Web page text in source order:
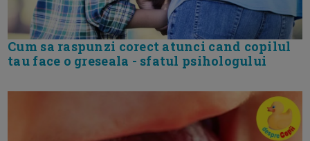
Cum sa raspunzi corect atunci cand copilul
tau face o greseala - sfatul psihologului